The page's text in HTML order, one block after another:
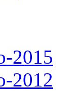
2015
2012